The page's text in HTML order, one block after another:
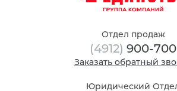
Отдел продаж
(4912) 900-700
Заказать обратный
Юридический